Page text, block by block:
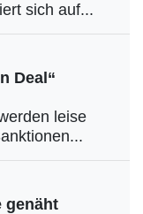
sich auf...
Deal“
leise
genäht